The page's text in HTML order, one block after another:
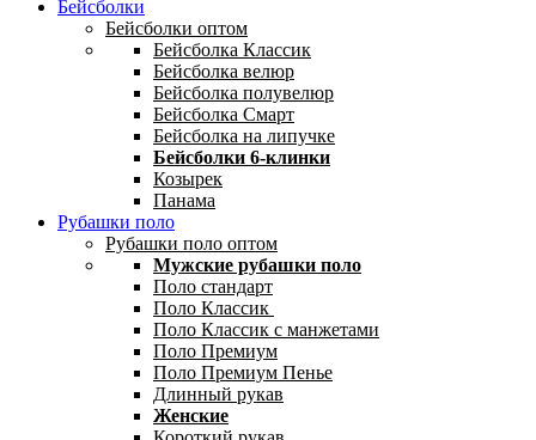
Бейсболки
Бейсболки оптом
Бейсболка Классик
Бейсболка велюр
Бейсболка полувелюр
Бейсболка Смарт
Бейсболка на липучке
Бейсболки 6-клинки
Козырек
Панама
Рубашки поло
Рубашки поло оптом
Мужские рубашки поло
Поло стандарт
Поло Классик
Поло Классик с манжетами
Поло Премиум
Поло Премиум Пенье
Длинный рукав
Женские